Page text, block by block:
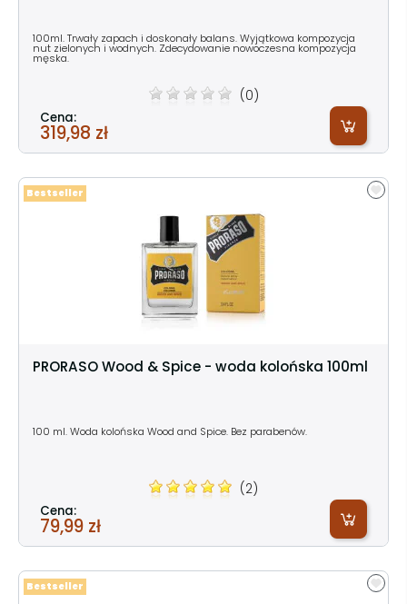
100ml. Trwały zapach i doskonały balans. Wyjątkowa kompozycja
nut zielonych i wodnych. Zdecydowanie nowoczesna kompozycja
męska.
(0)
Cena:
319,98 zł
PRORASO Wood & Spice - woda kolońska 100ml
100 ml. Woda kolońska Wood and Spice. Bez parabenów.
(2)
Cena:
79,99 zł
Bestseller
Bestseller